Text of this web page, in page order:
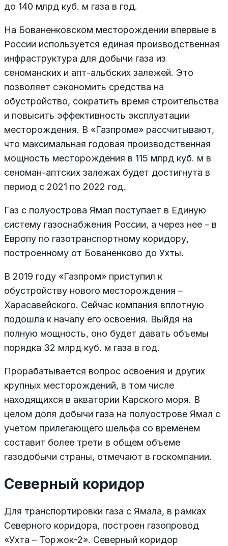
до 140 млрд куб. м газа в год.
На Бованенковском месторождении впервые в
России используется единая производственная
инфраструктура для добычи газа из
сеноманских и апт-альбских залежей. Это
позволяет сэкономить средства на
обустройство, сократить время строительства
и повысить эффективность эксплуатации
месторождения. В «Газпроме» рассчитывают,
что максимальная годовая производственная
мощность месторождения в 115 млрд куб. м в
сеноман-аптских залежах будет достигнута в
период с 2021 по 2022 год.
Газ с полуострова Ямал поступает в Единую
систему газоснабжения России, а через нее – в
Европу по газотранспортному коридору,
построенному от Бованенково до Ухты.
В 2019 году «Газпром» приступил к
обустройству нового месторождения –
Харасавейского. Сейчас компания вплотную
подошла к началу его освоения. Выйдя на
полную мощность, оно будет давать объемы
порядка 32 млрд куб. м газа в год.
Прорабатывается вопрос освоения и других
крупных месторождений, в том числе
находящихся в акватории Карского моря. В
целом доля добычи газа на полуострове Ямал с
учетом прилегающего шельфа со временем
составит более трети в общем объеме
газодобычи страны, отмечают в госкомпании.
Северный коридор
Для транспортировки газа с Ямала, в рамках
Северного коридора, построен газопровод
«Ухта – Торжок-2». Северный коридор